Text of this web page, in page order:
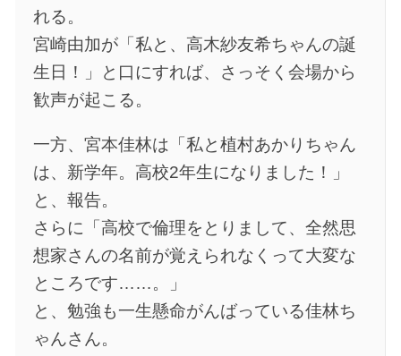
れる。
宮崎由加が「私と、高木紗友希ちゃんの誕
生日！」と口にすれば、さっそく会場から
歓声が起こる。
一方、宮本佳林は「私と植村あかりちゃん
は、新学年。高校2年生になりました！」
と、報告。
さらに「高校で倫理をとりまして、全然思
想家さんの名前が覚えられなくって大変な
ところです……。」
と、勉強も一生懸命がんばっている佳林ち
ゃんさん。